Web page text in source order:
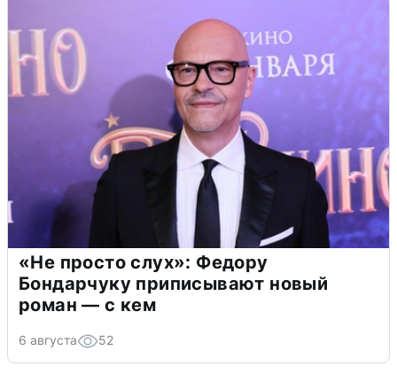
«Не просто слух»: Федору
Бондарчуку приписывают новый
роман — с кем
6 августа 52